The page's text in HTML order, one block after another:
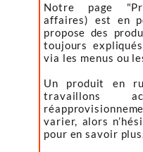
Notre page
affaires) est en
propose des
toujours
via les menus ou
Un produit en
travaillons
varier, alors
pour en savoir